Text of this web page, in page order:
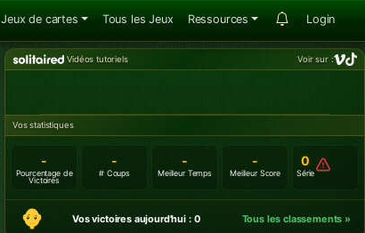
Jeux de cartes Tous les Jeux Ressources Login
Vidéos tutoriels Voir sur :
Vos statistiques
-
Pourcentage de
Victoires
-
# Coups
-
Meilleur Temps
-
Meilleur Score
0
Série
Vos victoires aujourd'hui : 0 Tous les classements »